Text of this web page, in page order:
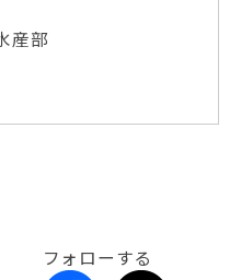
産部
フォローする